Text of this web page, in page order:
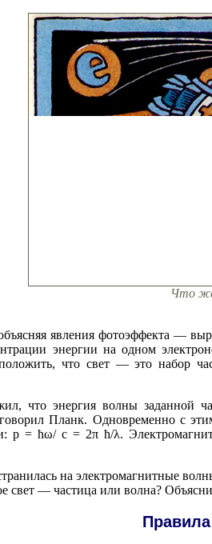
Что
явления фотоэффекта —
энергии на одном
что свет — это набор
что энергия волны заданной
Планк. Одновременно с
р = ħω/ с = 2π ħ/λ.
на электромагнитные
свет — частица или волна?